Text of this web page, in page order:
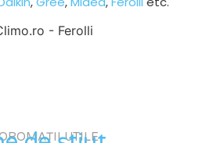
UTILE